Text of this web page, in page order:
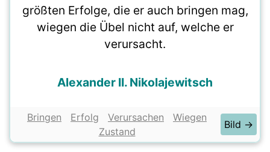
größten Erfolge, die er auch bringen mag,
wiegen die Übel nicht auf, welche er
verursacht.
Alexander II. Nikolajewitsch
Bringen Erfolg Verursachen
Wiegen
Zustand
Bild →